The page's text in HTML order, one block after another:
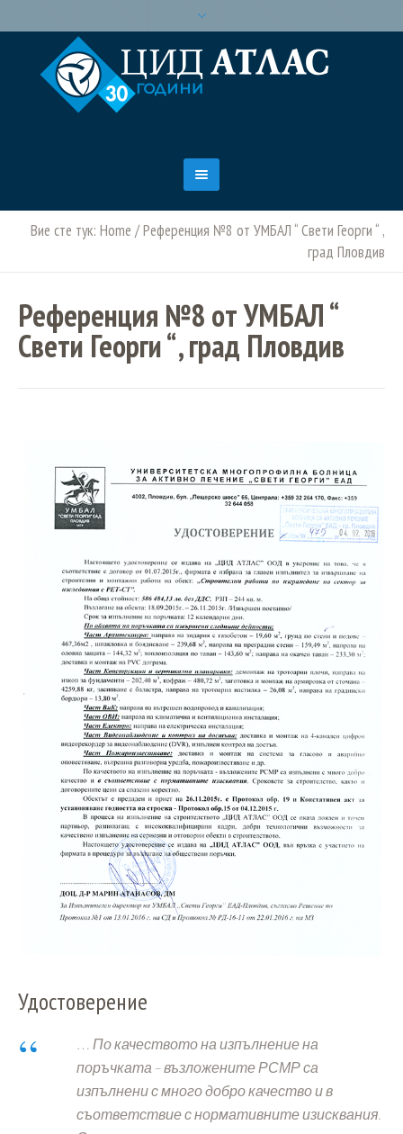
Вие сте тук: Home /Референция №8 от УМБАЛ “ Свети Георги “ ,
град Пловдив
Референция №8 от УМБАЛ “
Свети Георги “ , град Пловдив
Удостоверение
… По качеството на изпълнение на
поръчката – възложените РСМР са
изпълнени с много добро качество и в
съответствие с нормативните изисквания.